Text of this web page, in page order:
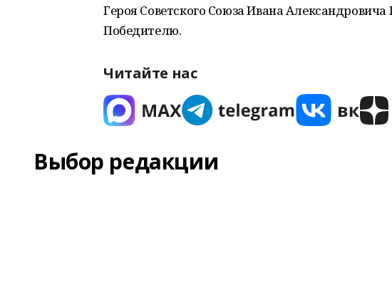
Героя Советского Союза Ивана
Победителю.
Читайте нас
Выбор редакции